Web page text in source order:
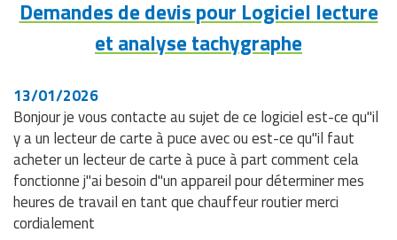
Demandes de devis pour Logiciel lecture
et analyse tachygraphe
13/01/2026
Bonjour je vous contacte au sujet de ce logiciel est-ce qu"il
y a un lecteur de carte à puce avec ou est-ce qu"il faut
acheter un lecteur de carte à puce à part comment cela
fonctionne j"ai besoin d"un appareil pour déterminer mes
heures de travail en tant que chauffeur routier merci
cordialement